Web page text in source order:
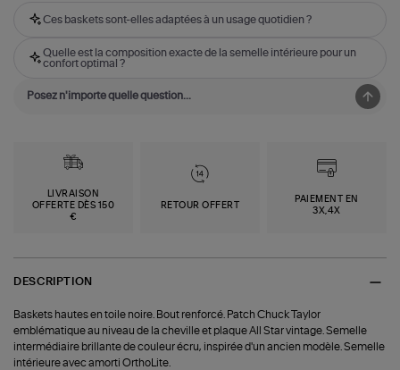
Ces baskets sont-elles adaptées à un usage quotidien ?
Quelle est la composition exacte de la semelle intérieure pour un
confort optimal ?
LIVRAISON
OFFERTE DÈS 150
€
RETOUR OFFERT
PAIEMENT EN
3X,4X
DESCRIPTION
Baskets hautes en toile noire. Bout renforcé. Patch Chuck Taylor
emblématique au niveau de la cheville et plaque All Star vintage. Semelle
intermédiaire brillante de couleur écru, inspirée d'un ancien modèle. Semelle
intérieure avec amorti OrthoLite.